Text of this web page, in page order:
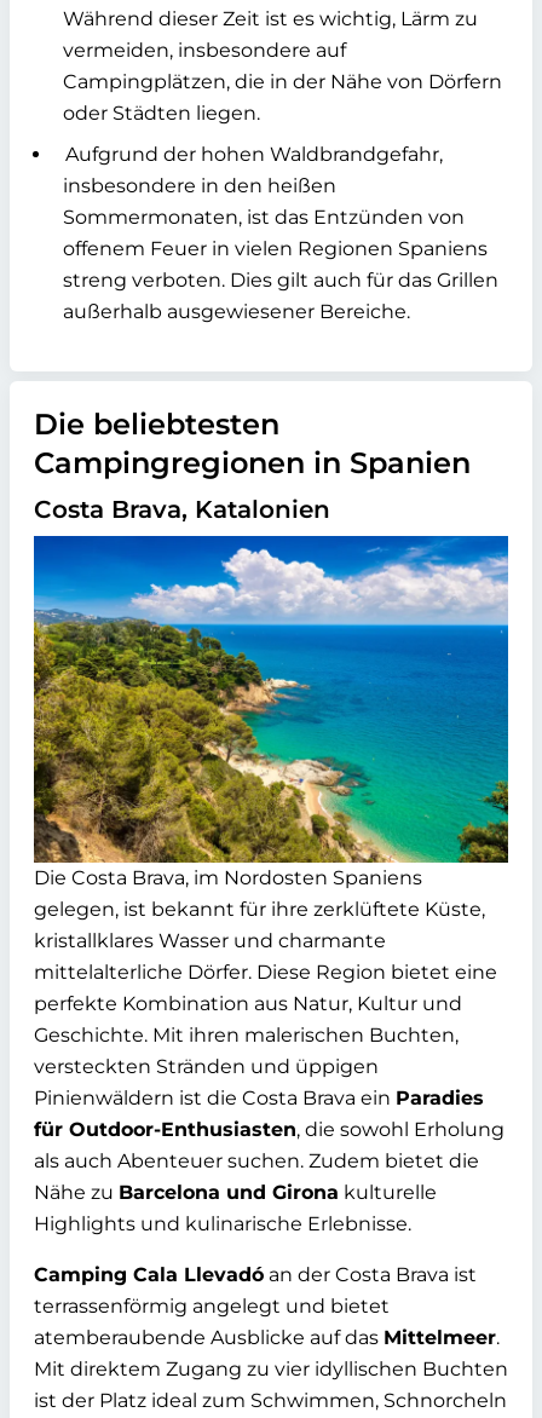
Während dieser Zeit ist es wichtig, Lärm zu
vermeiden, insbesondere auf
Campingplätzen, die in der Nähe von Dörfern
oder Städten liegen.
Aufgrund der hohen Waldbrandgefahr,
insbesondere in den heißen
Sommermonaten, ist das Entzünden von
offenem Feuer in vielen Regionen Spaniens
streng verboten. Dies gilt auch für das Grillen
außerhalb ausgewiesener Bereiche.
Die beliebtesten
Campingregionen in Spanien
Costa Brava, Katalonien
Die Costa Brava, im Nordosten Spaniens
gelegen, ist bekannt für ihre zerklüftete Küste,
kristallklares Wasser und charmante
mittelalterliche Dörfer. Diese Region bietet eine
perfekte Kombination aus Natur, Kultur und
Geschichte. Mit ihren malerischen Buchten,
versteckten Stränden und üppigen
Pinienwäldern ist die Costa Brava ein Paradies
für Outdoor-Enthusiasten, die sowohl Erholung
als auch Abenteuer suchen. Zudem bietet die
Nähe zu Barcelona und Girona kulturelle
Highlights und kulinarische Erlebnisse.
Camping Cala Llevadó an der Costa Brava ist
terrassenförmig angelegt und bietet
atemberaubende Ausblicke auf das Mittelmeer.
Mit direktem Zugang zu vier idyllischen Buchten
ist der Platz ideal zum Schwimmen, Schnorcheln